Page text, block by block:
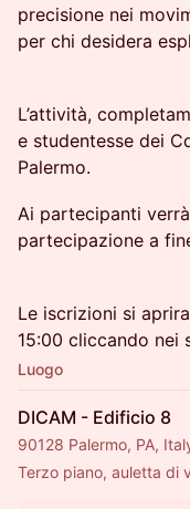
precisione nei
per chi desidera
L’attività,
e studentesse dei
Palermo.
Ai partecipanti
partecipazione a
Le iscrizioni si
15:00 cliccando nei
Luogo
DICAM - Edificio 8
90128 Palermo, PA,
Terzo piano, auletta di